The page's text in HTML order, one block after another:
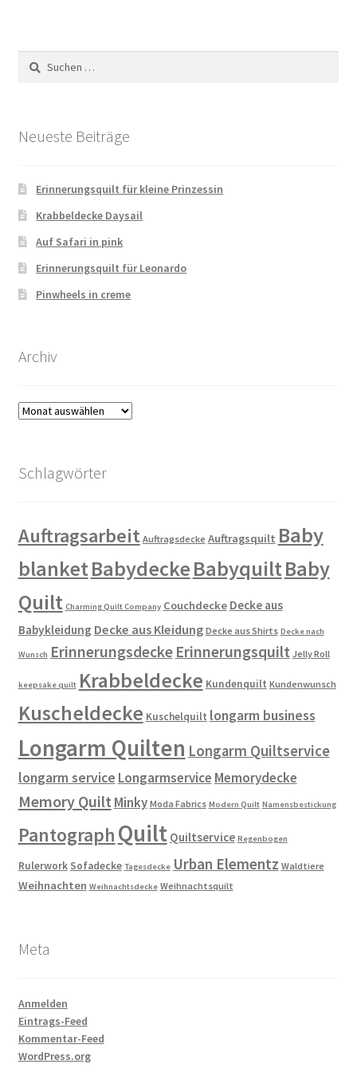
Suchen
nach:
Neueste Beiträge
Erinnerungsquilt für kleine Prinzessin
Krabbeldecke Daysail
Auf Safari in pink
Erinnerungsquilt für Leonardo
Pinwheels in creme
Archiv
Archiv
Schlagwörter
Auftragsarbeit Auftragsdecke Auftragsquilt Baby
blanketBabydeckeBabyquiltBaby
Quilt Charming Quilt Company Couchdecke Decke aus
Babykleidung Decke aus Kleidung Decke aus Shirts Decke nach
Wunsch Erinnerungsdecke Erinnerungsquilt Jelly Roll
keepsake quilt Krabbeldecke Kundenquilt Kundenwunsch
Kuscheldecke Kuschelquilt longarm business
Longarm Quilten Longarm Quiltservice
longarm service Longarmservice Memorydecke
Memory Quilt Minky Moda Fabrics Modern Quilt Namensbestickung
Pantograph Quilt Quiltservice Regenbogen
Rulerwork Sofadecke Tagesdecke Urban Elementz Waldtiere
Weihnachten Weihnachtsdecke Weihnachtsquilt
Meta
Anmelden
Eintrags-Feed
Kommentar-Feed
WordPress.org